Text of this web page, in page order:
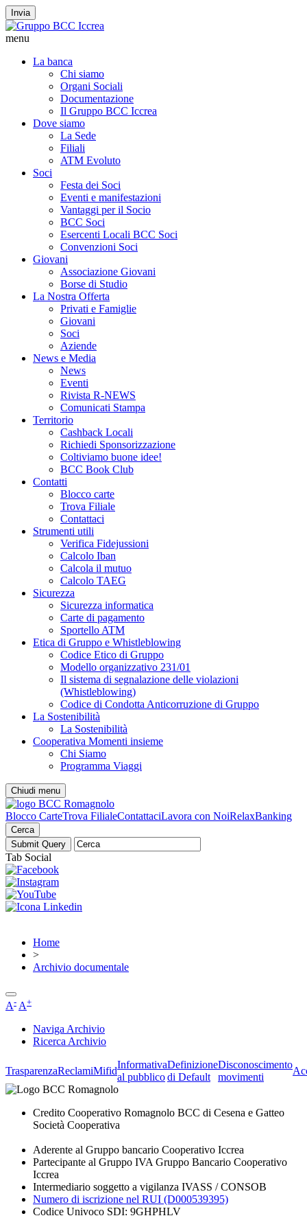
Invia
menu
La banca
Chi siamo
Organi Sociali
Documentazione
Il Gruppo BCC Iccrea
Dove siamo
La Sede
Filiali
ATM Evoluto
Soci
Festa dei Soci
Eventi e manifestazioni
Vantaggi per il Socio
BCC Soci
Esercenti Locali BCC Soci
Convenzioni Soci
Giovani
Associazione Giovani
Borse di Studio
La Nostra Offerta
Privati e Famiglie
Giovani
Soci
Aziende
News e Media
News
Eventi
Rivista R-NEWS
Comunicati Stampa
Territorio
Cashback Locali
Richiedi Sponsorizzazione
Coltiviamo buone idee!
BCC Book Club
Contatti
Blocco carte
Trova Filiale
Contattaci
Strumenti utili
Verifica Fidejussioni
Calcolo Iban
Calcola il mutuo
Calcolo TAEG
Sicurezza
Sicurezza informatica
Carte di pagamento
Sportello ATM
Etica di Gruppo e Whistleblowing
Codice Etico di Gruppo
Modello organizzativo 231/01
Il sistema di segnalazione delle violazioni
(Whistleblowing)
Codice di Condotta Anticorruzione di Gruppo
La Sostenibilità
La Sostenibilità
Cooperativa Momenti insieme
Chi Siamo
Programma Viaggi
Chiudi menu
Blocco CarteTrova FilialeContattaciLavora con NoiRelaxBanking
Cerca
Tab Social
Home
>
Archivio documentale
A- A+
Naviga Archivio
Ricerca Archivio
TrasparenzaReclamiMifid
Informativa
al pubblico
Definizione
di Default
Disconoscimento
movimenti
Credito Cooperativo Romagnolo BCC di Cesena e Gatteo
Società Cooperativa
Aderente al Gruppo bancario Cooperativo Iccrea
Partecipante al Gruppo IVA Gruppo Bancario Cooperativo
Iccrea
Intermediario soggetto a vigilanza IVASS / CONSOB
Numero di iscrizione nel RUI (D000539395)
Codice Univoco SDI: 9GHPHLV